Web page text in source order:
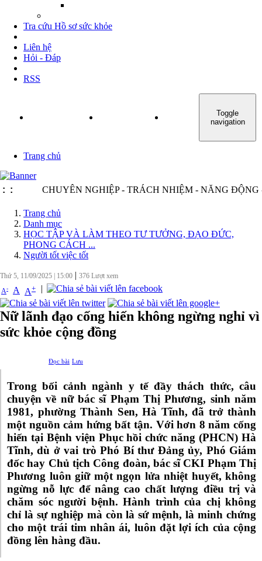
Tra cứu Hồ sơ sức khỏe
Liên hệ
Hỏi - Đáp
RSS
TIN TỨC - SỰ KIỆN
Toggle
navigation
Trang chủ
: : CHUYÊN NGHIỆP - TRÁCH NHIỆM - NĂNG ĐỘNG -
Trang chủ
Danh mục
HỌC TẬP VÀ LÀM THEO TƯ TƯỞNG, ĐẠO ĐỨC,
PHONG CÁCH ...
Người tốt việc tốt
Thứ 5, 11/09/2025 15:00 | 376 Lượt xem
A- A A+ |
Nữ lãnh đạo cống hiến không ngừng nghỉ vì
sức khỏe cộng đồng
Đọc bài Lưu
Trong bối cảnh ngành y tế đầy thách thức, câu
chuyện về nữ bác sĩ Phạm Thị Phương, sinh năm
1981, phường Thành Sen, Hà Tĩnh, đã trở thành
một nguồn cảm hứng bất tận. Với hơn 8 năm cống
hiến tại Bệnh viện Phục hồi chức năng (PHCN) Hà
Tĩnh, dù ở vai trò Phó Bí thư Đảng ủy, Phó Giám
đốc hay Chủ tịch Công đoàn, bác sĩ CKI Phạm Thị
Phương luôn giữ một ngọn lửa nhiệt huyết, không
ngừng nỗ lực để nâng cao chất lượng điều trị và
chăm sóc người bệnh. Hành trình của chị không
chỉ là sự nghiệp mà còn là sứ mệnh, là minh chứng
cho một trái tim nhân ái, luôn đặt lợi ích của cộng
đồng lên hàng đầu.